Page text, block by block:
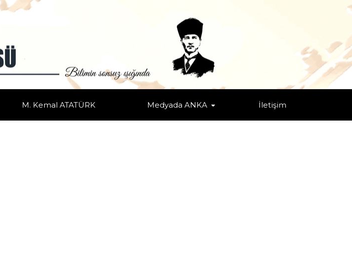
M. Kemal ATATÜRK Medyada ANKA İletişim